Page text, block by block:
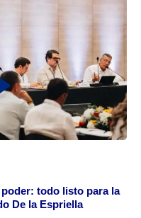
todo listo para la
De la Espriella